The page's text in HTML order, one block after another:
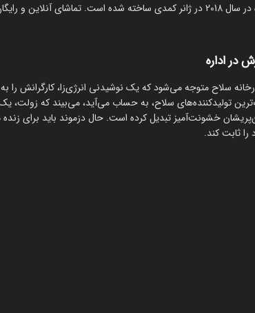
در اداره
سلاح متوجه می‌شود که یک نوشیدنی انرژی‌زا، کارگرانش
تولیدکننده‌های سلاح، به حساب می‌آید، می‌بیند که
خشونت‌آمیز تبدیل کرده است. حال دزموند باید برای
ثابت کند.